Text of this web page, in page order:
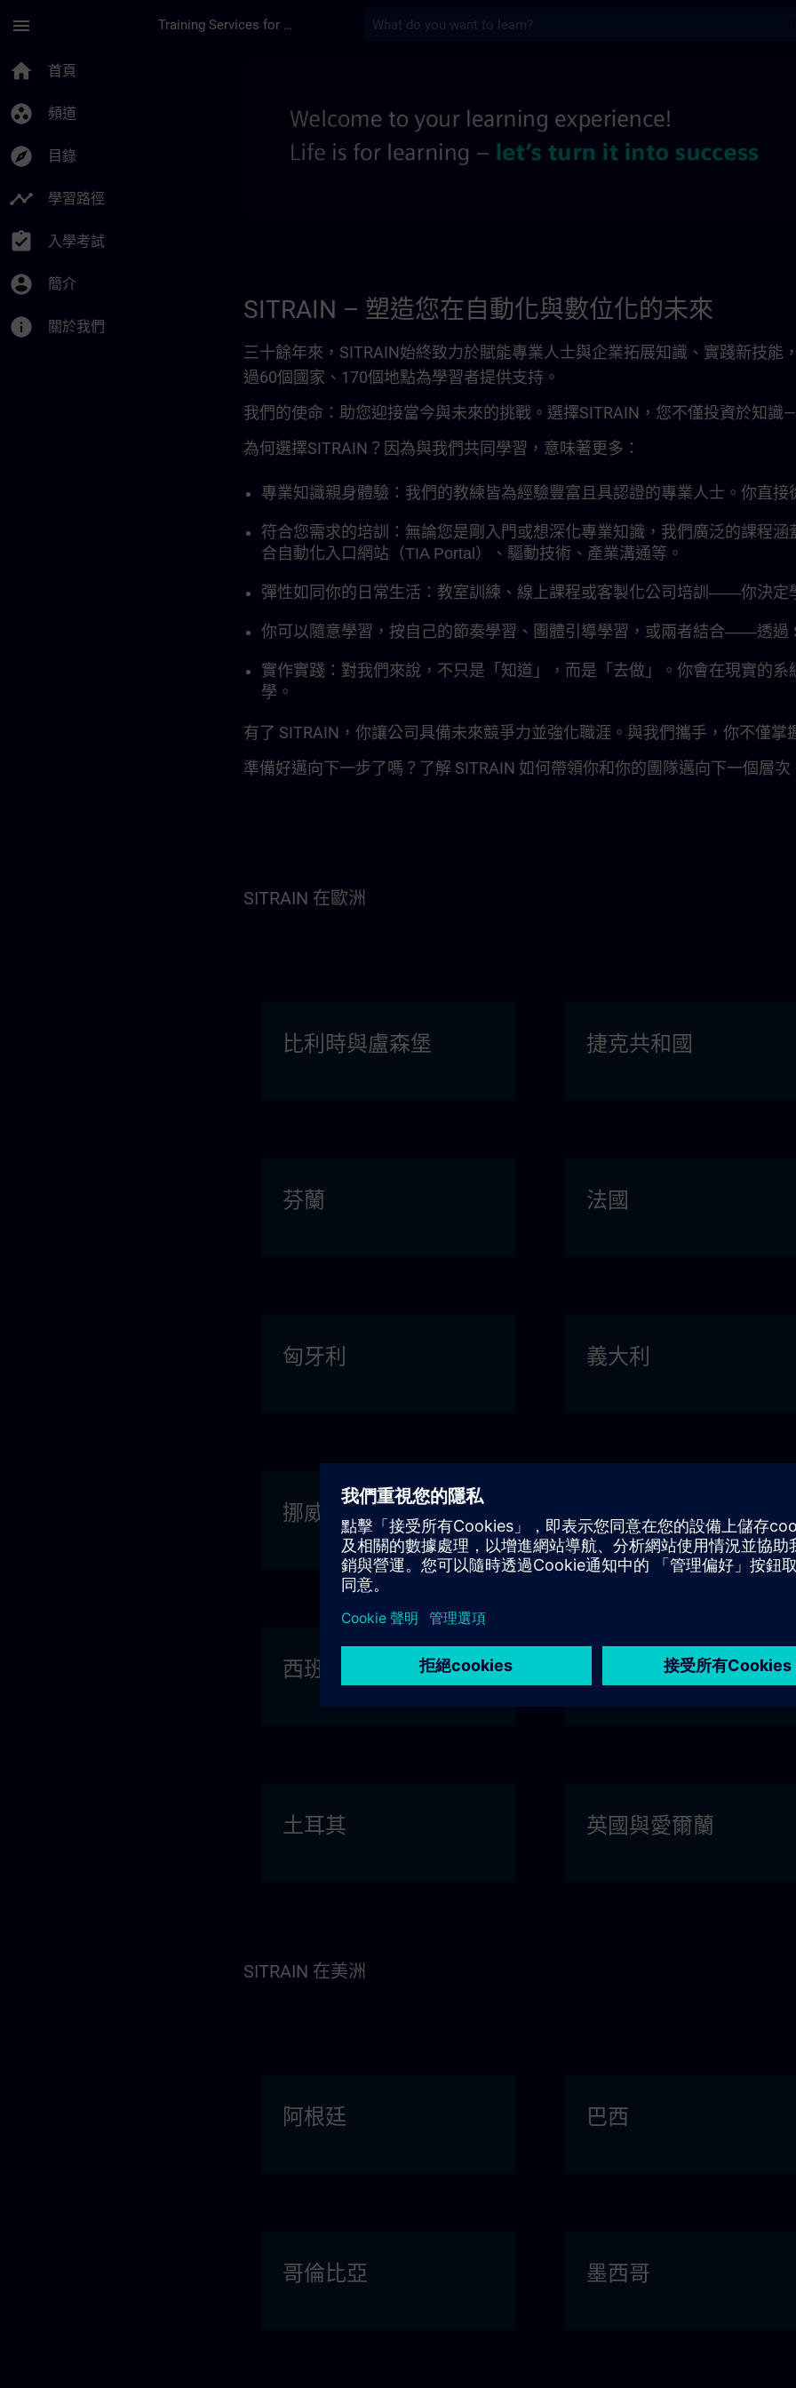
menu Training Services for Digital Industries
home 首頁
group_work 頻道
explore 目錄
timeline 學習路徑
assignment_turned_in 入學考試
account_circle 簡介
info 關於我們
SITRAIN – 塑造您在自動化與數位化的未來
三十餘年來，SITRAIN始終致力於賦能專業人士與企業拓展知識、實踐新技
過60個國家、170個地點為學習者提供支持。
我們的使命：助您迎接當今與未來的挑戰。選擇SITRAIN，您不僅投資於知
為何選擇SITRAIN？因為與我們共同學習，意味著更多：
專業知識親身體驗：我們的教練皆為經驗豐富且具認證的專業人士。你直
符合您需求的培訓：無論您是剛入門或想深化專業知識，我們廣泛的課程
合自動化入口網站（TIA Portal）、驅動技術、產業溝通等。
彈性如同你的日常生活：教室訓練、線上課程或客製化公司培訓——你決定
你可以隨意學習，按自己的節奏學習、團體引導學習，或兩者結合——透過
實作實踐：對我們來說，不只是「知道」，而是「去做」。你會在現實的
學。
有了 SITRAIN，你讓公司具備未來競爭力並強化職涯。與我們攜手，你不僅
準備好邁向下一步了嗎？了解 SITRAIN 如何帶領你和你的團隊邁向下一個層
SITRAIN 在歐洲
比利時與盧森堡 捷克共和國
芬蘭 法國
匈牙利 義大利
挪威 波蘭
西班牙
土耳其 英國與愛爾蘭
SITRAIN 在美洲
阿根廷 巴西
哥倫比亞 墨西哥